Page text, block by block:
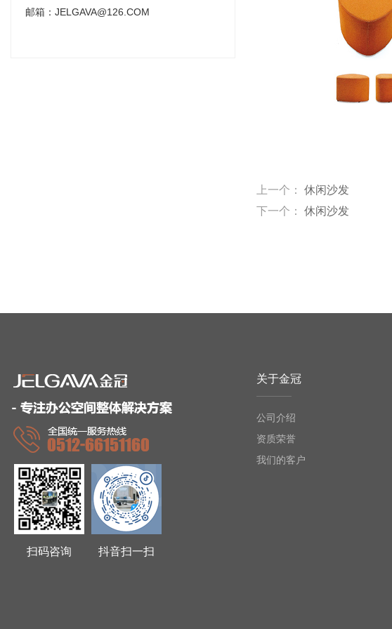
邮箱：JELGAVA@126.COM
上一个： 休闲沙发
下一个： 休闲沙发
扫码咨询 抖音扫一扫
关于金冠
公司介绍
资质荣誉
我们的客户